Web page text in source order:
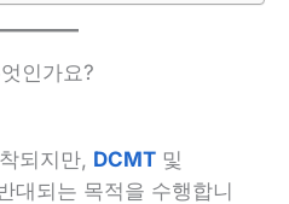
인가요?
되지만, DCMT 및
대되는 목적을 수행합니